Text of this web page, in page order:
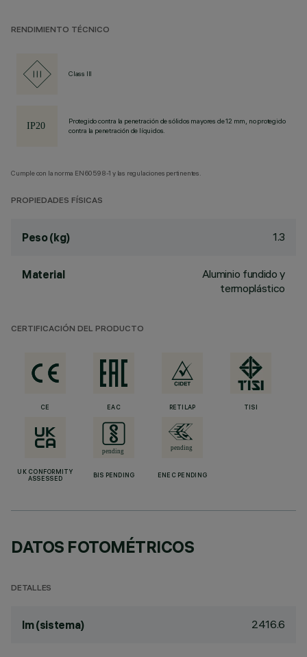
RENDIMIENTO TÉCNICO
Class III
Protegido contra la penetración de sólidos mayores de 12 mm, no protegido
contra la penetración de líquidos.
Cumple con la norma EN60598-1 y las regulaciones pertinentes.
PROPIEDADES FÍSICAS
Peso (kg) 1.3
Material
Aluminio fundido y
termoplástico
CERTIFICACIÓN DEL PRODUCTO
CE EAC RETILAP TISI
UK CONFORMITY
ASSESSED
BIS PENDING ENEC PENDING
DATOS FOTOMÉTRICOS
DETALLES
lm (sistema) 2416.6